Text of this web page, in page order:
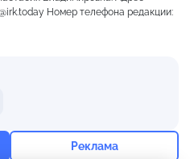
морось
Номер телефона редакции:
Реклама